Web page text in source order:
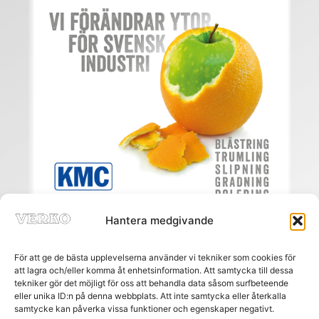
Hantera medgivande
För att ge de bästa upplevelserna använder vi tekniker som cookies för
att lagra och/eller komma åt enhetsinformation. Att samtycka till dessa
tekniker gör det möjligt för oss att behandla data såsom surfbeteende
eller unika ID:n på denna webbplats. Att inte samtycka eller återkalla
samtycke kan påverka vissa funktioner och egenskaper negativt.
Meny